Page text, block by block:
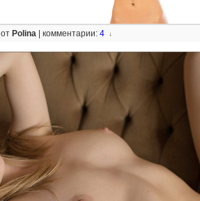
от Polina комментарии: 4 ↓